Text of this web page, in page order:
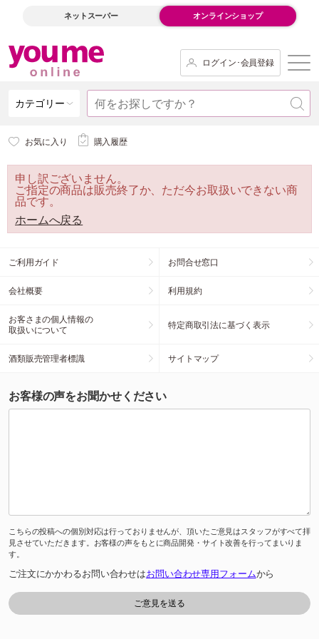
ネットスーパー オンラインショップ
ログイン･会員登録
カテゴリー
お気に入り 購入履歴
申し訳ございません。
ご指定の商品は販売終了か、ただ今お取扱いできない商
品です。
ホームへ戻る
ご利用ガイド お問合せ窓口
会社概要 利用規約
お客さまの個人情報の
取扱いについて
特定商取引法に基づく表示
酒類販売管理者標識 サイトマップ
お客様の声をお聞かせください
こちらの投稿への個別対応は行っておりませんが、頂いたご意見はスタッフがすべて拝
見させていただきます。お客様の声をもとに商品開発・サイト改善を行ってまいりま
す。
ご注文にかかわるお問い合わせはお問い合わせ専用フォームから